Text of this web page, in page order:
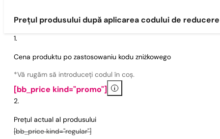
Prețul produsului după aplicarea codului de reducere
Cena produktu po zastosowaniu kodu zniżkowego
*Vă rugăm să introduceți codul în coș.
[bb_price kind="promo"] i
Prețul actual al produsului
[bb_price kind="regular"]